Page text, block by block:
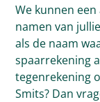
We kunnen
namen van
als de naam
spaarrekening
tegenrekening
Smits? Dan